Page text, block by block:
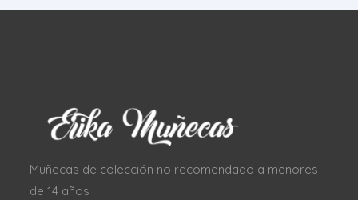
Muñecas de colección no recomendado a menores
de 14 años